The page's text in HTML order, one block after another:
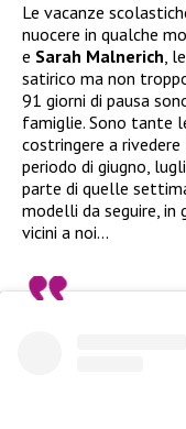
Le vacanze
nuocere in qualche
e Sarah Malnerich,
satirico ma non
91 giorni di pausa
famiglie. Sono tante
costringere a
periodo di giugno,
parte di quelle
modelli da seguire, in
vicini a noi…